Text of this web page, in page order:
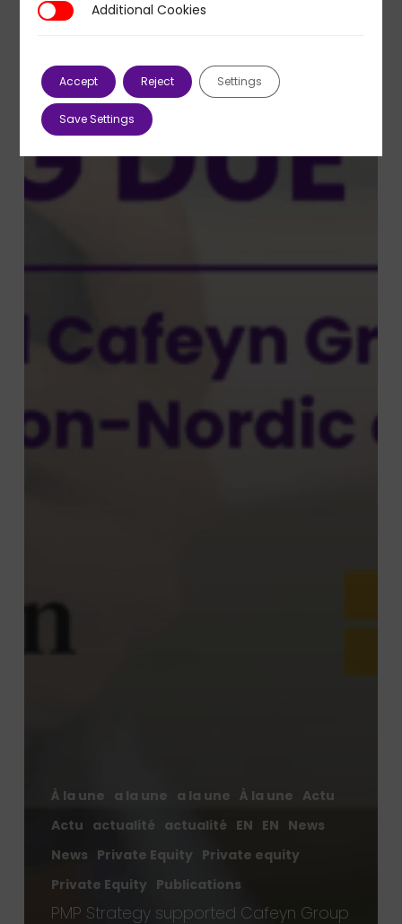
À la une a la une a la une À la une Actu
Actu actualité actualité EN EN News
News Private Equity Private equity
Private Equity Publications
PMP Strategy supported Cafeyn Group
Additional Cookies
Additional Cookies
Accept Reject Settings
Save Settings